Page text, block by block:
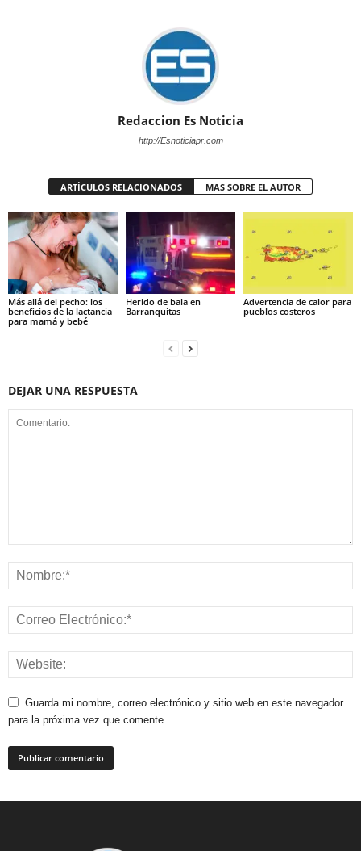
Redaccion Es Noticia
http://Esnoticiapr.com
ARTÍCULOS RELACIONADOS MAS SOBRE EL AUTOR
Más allá del pecho: los
beneficios de la lactancia
para mamá y bebé
Herido de bala en
Barranquitas
Advertencia de calor para
pueblos costeros
DEJAR UNA RESPUESTA
Guarda mi nombre, correo electrónico y sitio web en este navegador
para la próxima vez que comente.